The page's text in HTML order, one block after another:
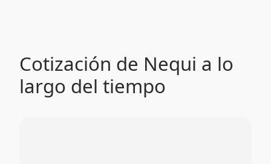
Cotización de Nequi a lo
largo del tiempo